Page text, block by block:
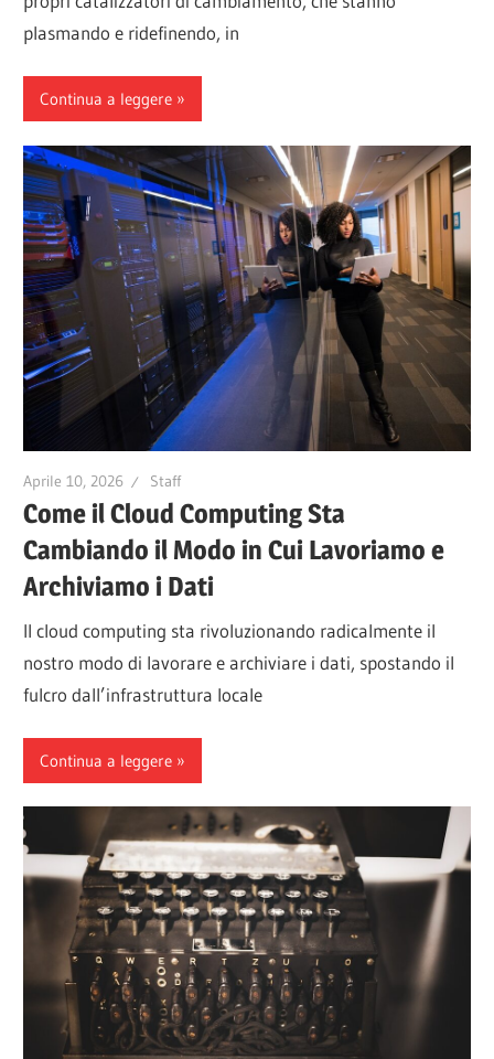
plasmando e ridefinendo, in
Continua a leggere
Aprile 10, 2026 Staff
Come il Cloud Computing Sta
Cambiando il Modo in Cui Lavoriamo e
Archiviamo i Dati
Il cloud computing sta rivoluzionando radicalmente il
nostro modo di lavorare e archiviare i dati, spostando il
fulcro dall’infrastruttura locale
Continua a leggere